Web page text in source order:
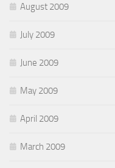
August 2009
July 2009
June 2009
May 2009
April 2009
March 2009